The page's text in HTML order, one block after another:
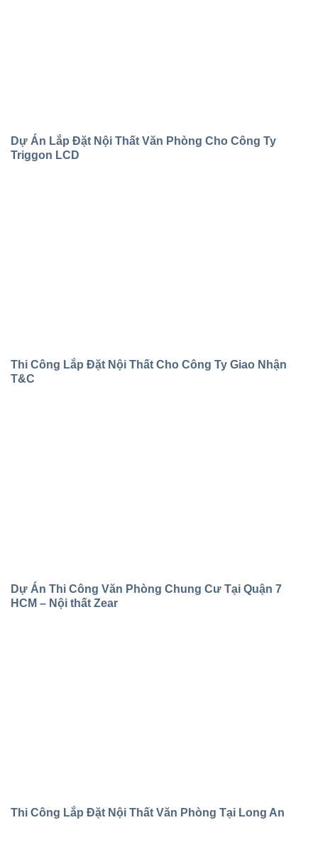
Dự Án Lắp Đặt Nội Thất Văn Phòng Cho Công Ty
Triggon LCD
Thi Công Lắp Đặt Nội Thất Cho Công Ty Giao Nhận
T&C
Dự Án Thi Công Văn Phòng Chung Cư Tại Quận 7
HCM – Nội thất Zear
Thi Công Lắp Đặt Nội Thất Văn Phòng Tại Long An